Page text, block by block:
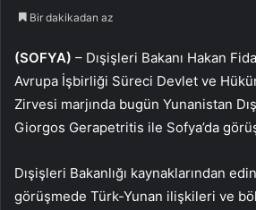
Bir dakikadan az
(SOFYA) – Dışişleri Bakanı Hakan
Avrupa İşbirliği Süreci Devlet ve
Zirvesi marjında bugün Yunanistan
Giorgos Gerapetritis ile Sofya’da
Dışişleri Bakanlığı kaynaklarından
görüşmede Türk-Yunan ilişkileri ve